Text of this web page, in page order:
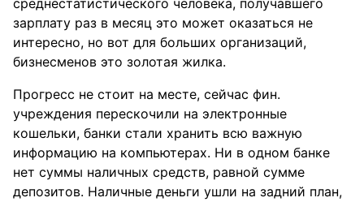
среднестатистического человека, получавшего
зарплату раз в месяц это может оказаться не
интересно, но вот для больших организаций,
бизнесменов это золотая жилка.
Прогресс не стоит на месте, сейчас фин.
учреждения перескочили на электронные
кошельки, банки стали хранить всю важную
информацию на компьютерах. Ни в одном банке
нет суммы наличных средств, равной сумме
депозитов. Наличные деньги ушли на задний план,